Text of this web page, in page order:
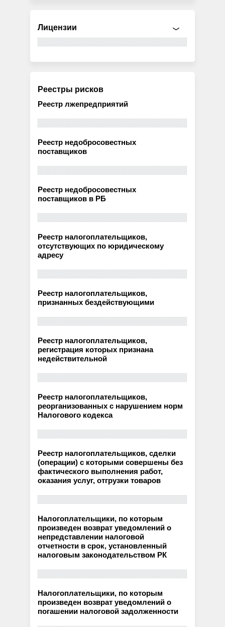
Лицензии
Реестры рисков
Реестр лжепредприятий
Реестр недобросовестных
поставщиков
Реестр недобросовестных
поставщиков в РБ
Реестр налогоплательщиков,
отсутствующих по юридическому
адресу
Реестр налогоплательщиков,
признанных бездействующими
Реестр налогоплательщиков,
регистрация которых признана
недействительной
Реестр налогоплательщиков,
реорганизованных с нарушением норм
Налогового кодекса
Реестр налогоплательщиков, сделки
(операции) с которыми совершены без
фактического выполнения работ,
оказания услуг, отгрузки товаров
Налогоплательщики, по которым
произведен возврат уведомлений о
непредставлении налоговой
отчетности в срок, установленный
налоговым законодательством РК
Налогоплательщики, по которым
произведен возврат уведомлений о
погашении налоговой задолженности